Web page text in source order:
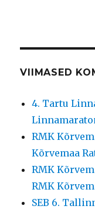
VIIMASED
4. Tartu
RMK
Kõrvemaa
RMK
RMK
SEB 6.